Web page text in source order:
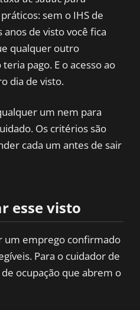
sem o IHS de
de visto você fica
qualquer outro
pago. E o acesso ao
dia de visto.
um nem para
Os critérios são
cada um antes de sair
esse visto
um emprego confirmado
Para o cuidador de
ocupação que abrem o